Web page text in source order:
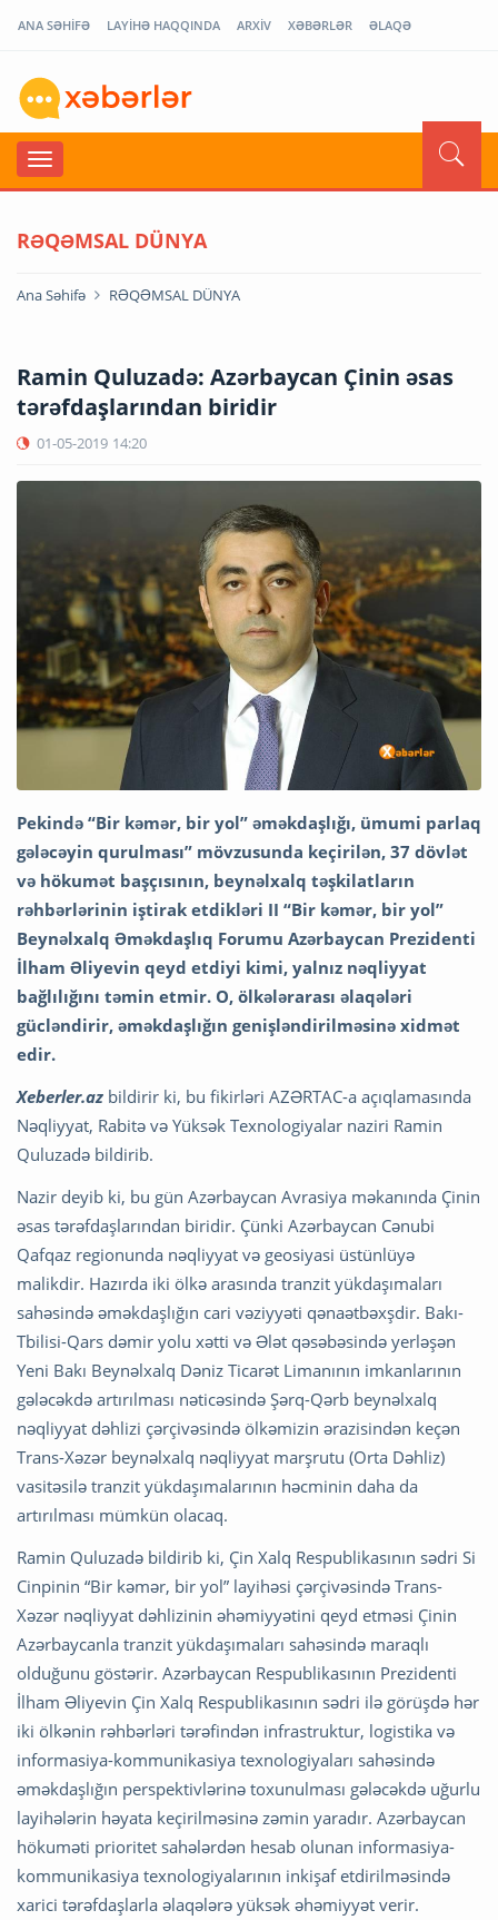
ANA SƏHİFƏ LAYİHƏ HAQQINDA ARXİV XƏBƏRLƏR ƏLAQƏ
RƏQƏMSAL DÜNYA
Ana Səhifə RƏQƏMSAL DÜNYA
Ramin Quluzadə: Azərbaycan Çinin əsas
tərəfdaşlarından biridir
01-05-2019 14:20
Pekində “Bir kəmər, bir yol” əməkdaşlığı, ümumi parlaq
gələcəyin qurulması” mövzusunda keçirilən, 37 dövlət
və hökumət başçısının, beynəlxalq təşkilatların
rəhbərlərinin iştirak etdikləri II “Bir kəmər, bir yol”
Beynəlxalq Əməkdaşlıq Forumu Azərbaycan Prezidenti
İlham Əliyevin qeyd etdiyi kimi, yalnız nəqliyyat
bağlılığını təmin etmir. O, ölkələrarası əlaqələri
gücləndirir, əməkdaşlığın genişləndirilməsinə xidmət
edir.
Xeberler.az bildirir ki, bu fikirləri AZƏRTAC-a açıqlamasında
Nəqliyyat, Rabitə və Yüksək Texnologiyalar naziri Ramin
Quluzadə bildirib.
Nazir deyib ki, bu gün Azərbaycan Avrasiya məkanında Çinin
əsas tərəfdaşlarından biridir. Çünki Azərbaycan Cənubi
Qafqaz regionunda nəqliyyat və geosiyasi üstünlüyə
malikdir. Hazırda iki ölkə arasında tranzit yükdaşımaları
sahəsində əməkdaşlığın cari vəziyyəti qənaətbəxşdir. Bakı-
Tbilisi-Qars dəmir yolu xətti və Ələt qəsəbəsində yerləşən
Yeni Bakı Beynəlxalq Dəniz Ticarət Limanının imkanlarının
gələcəkdə artırılması nəticəsində Şərq-Qərb beynəlxalq
nəqliyyat dəhlizi çərçivəsində ölkəmizin ərazisindən keçən
Trans-Xəzər beynəlxalq nəqliyyat marşrutu (Orta Dəhliz)
vasitəsilə tranzit yükdaşımalarının həcminin daha da
artırılması mümkün olacaq.
Ramin Quluzadə bildirib ki, Çin Xalq Respublikasının sədri Si
Cinpinin “Bir kəmər, bir yol” layihəsi çərçivəsində Trans-
Xəzər nəqliyyat dəhlizinin əhəmiyyətini qeyd etməsi Çinin
Azərbaycanla tranzit yükdaşımaları sahəsində maraqlı
olduğunu göstərir. Azərbaycan Respublikasının Prezidenti
İlham Əliyevin Çin Xalq Respublikasının sədri ilə görüşdə hər
iki ölkənin rəhbərləri tərəfindən infrastruktur, logistika və
informasiya-kommunikasiya texnologiyaları sahəsində
əməkdaşlığın perspektivlərinə toxunulması gələcəkdə uğurlu
layihələrin həyata keçirilməsinə zəmin yaradır. Azərbaycan
hökuməti prioritet sahələrdən hesab olunan informasiya-
kommunikasiya texnologiyalarının inkişaf etdirilməsində
xarici tərəfdaşlarla əlaqələrə yüksək əhəmiyyət verir.